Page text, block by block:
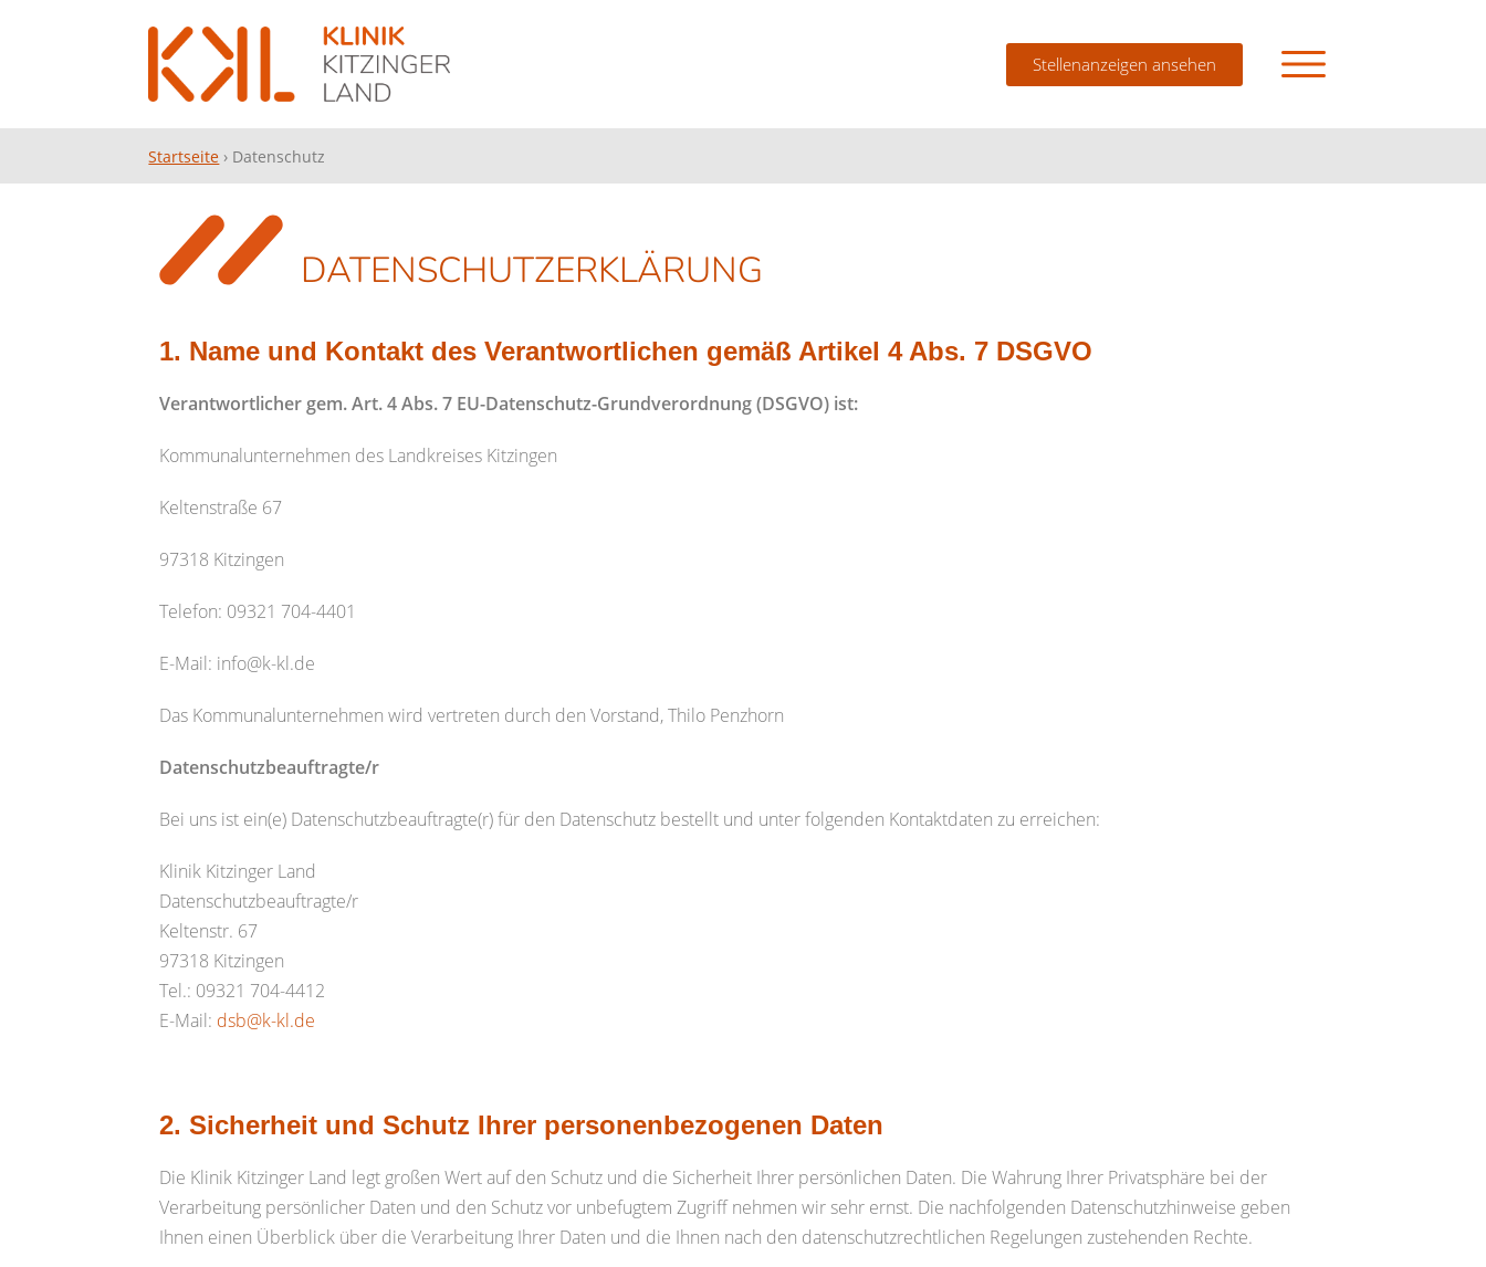
Stellenanzeigen ansehen
ÜBER UNS
INFORMATIONEN FÜR ÄRZTE /
ÄRZTINNEN
STELLENANGEBOTE
ALLE STELLENANGEBOTE
WARUM ZU UNS?
UNSERE VORZÜGE
PFLEGESCHULE
AUSBILDUNG ZUM/ZUR
Startseite › Datenschutz
DATENSCHUTZ­ERKLÄRUNG
1. Name und Kontakt des Verantwortlichen gemäß Artikel 4 Abs. 7 DSGVO
Verantwortlicher gem. Art. 4 Abs. 7 EU-Datenschutz-Grundverordnung (DSGVO) ist:
Kommunalunternehmen des Landkreises Kitzingen
Keltenstraße 67
97318 Kitzingen
Telefon: 09321 704-4401
E-Mail: info@k-kl.de
Das Kommunalunternehmen wird vertreten durch den Vorstand, Thilo Penzhorn
Datenschutzbeauftragte/r
Bei uns ist ein(e) Datenschutzbeauftragte(r) für den Datenschutz bestellt und unter folgenden Kontaktdaten zu erreichen:
Klinik Kitzinger Land
Datenschutzbeauftragte/r
Keltenstr. 67
97318 Kitzingen
Tel.: 09321 704-4412
E-Mail: dsb@k-kl.de
2. Sicherheit und Schutz Ihrer personenbezogenen Daten
Die Klinik Kitzinger Land legt großen Wert auf den Schutz und die Sicherheit Ihrer persönlichen Daten. Die Wahrung Ihrer Privatsphäre bei der
Verarbeitung persönlicher Daten und den Schutz vor unbefugtem Zugriff nehmen wir sehr ernst. Die nachfolgenden Datenschutzhinweise geben
Ihnen einen Überblick über die Verarbeitung Ihrer Daten und die Ihnen nach den datenschutzrechtlichen Regelungen zustehenden Rechte.